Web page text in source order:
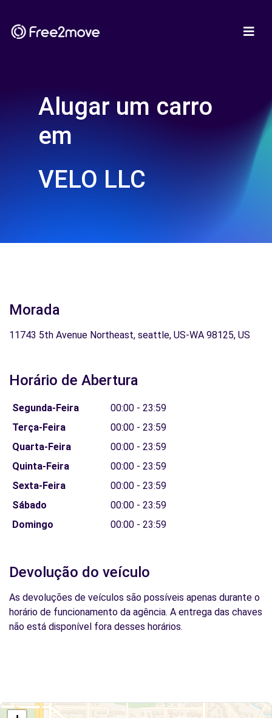
Alugar um carro
em
VELO LLC
Morada
11743 5th Avenue Northeast, seattle, US-WA 98125, US
Horário de Abertura
Segunda-Feira
00:00 - 23:59
Terça-Feira
00:00 - 23:59
Quarta-Feira
00:00 - 23:59
Quinta-Feira
00:00 - 23:59
Sexta-Feira
00:00 - 23:59
Sábado
00:00 - 23:59
Domingo
00:00 - 23:59
Devolução do veículo
As devoluções de veículos são possíveis apenas durante o
horário de funcionamento da agência. A entrega das chaves
não está disponível fora desses horários.